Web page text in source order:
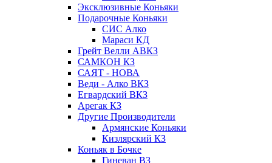
Эксклюзивные Коньяки
Подарочные Коньяки
СИС Алко
Мараси КД
Грейт Велли АВКЗ
САМКОН КЗ
САЯТ - НОВА
Веди - Алко ВКЗ
Егвардский ВКЗ
Арегак КЗ
Другие Производители
Армянские Коньяки
Кизлярский КЗ
Коньяк в Бочке
Гиневан ВЗ